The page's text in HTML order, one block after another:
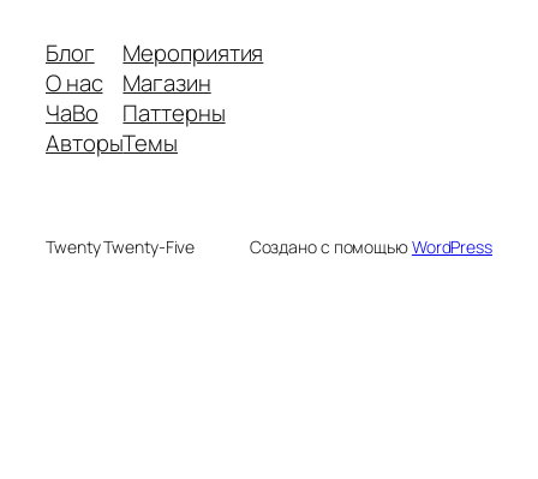
Блог
О нас
ЧаВо
Авторы
Мероприятия
Магазин
Паттерны
Темы
Twenty Twenty-Five Создано с помощьюWordPress